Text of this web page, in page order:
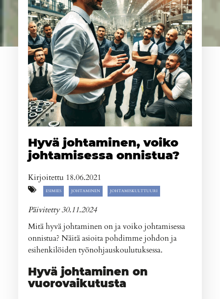
Hyvä johtaminen, voiko
johtamisessa onnistua?
Kirjoitettu 18.06.2021
ESIMIES JOHTAMINEN JOHTAMISKULTTUURI
Päivitetty 30.11.2024
Mitä hyvä johtaminen on ja voiko johtamisessa
onnistua? Näitä asioita pohdimme johdon ja
esihenkilöiden työnohjauskoulutuksessa.
Hyvä johtaminen on
vuorovaikutusta